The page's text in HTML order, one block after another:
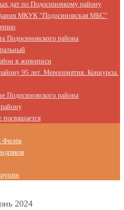
дат по Подосиновкому району
МКУК “Подосиновская МБС”
Подосиновского района
в живописи
95 лет. Мероприятия. Конкурсы.
Подосиновского района
Филёв
2024